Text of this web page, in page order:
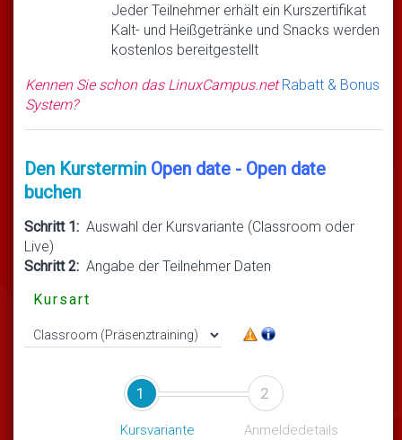
Jeder Teilnehmer erhält ein Kurszertifikat
Kalt- und Heißgetränke und Snacks werden
kostenlos bereitgestellt
Kennen Sie schon das LinuxCampus.netRabatt & Bonus
System?
Den Kurstermin Open date - Open date
buchen
Schritt 1: Auswahl der Kursvariante (Classroom oder
Live)
Schritt 2: Angabe der Teilnehmer Daten
Kursart
1
Kursvariante
2
Anmeldedetails